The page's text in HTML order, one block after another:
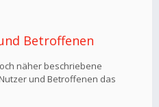
Betroffenen
näher beschriebene
und Betroffenen das